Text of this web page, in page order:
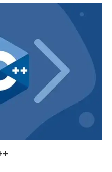
y Atención Telefónica
en la atención al cliente
Almacenamiento (25
Residuos, Envases y
Comercial (60
del Transporte
de supervivencia frente
a las Nuevas
de escaparates (30 horas)
y empaquetados de
de almacenaje (20 horas)